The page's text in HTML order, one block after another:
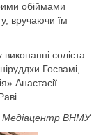
обіймами
вручаючи їм
соліста
Госвамі,
Анастасії
Медіацентр ВНМУ